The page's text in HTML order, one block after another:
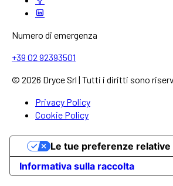
Numero di emergenza
+39 02 92393501
© 2026 Dryce Srl | Tutti i diritti sono
Privacy Policy
Cookie Policy
Informativa sulla raccolta
Le tue preferenze relative